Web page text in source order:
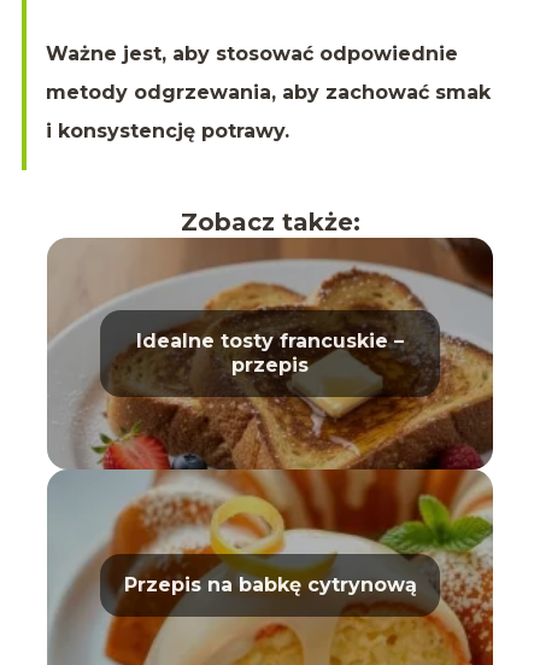
Ważne jest, aby stosować odpowiednie
metody odgrzewania, aby zachować smak
i konsystencję potrawy.
Zobacz także:
Idealne tosty francuskie –
przepis
Przepis na babkę cytrynową